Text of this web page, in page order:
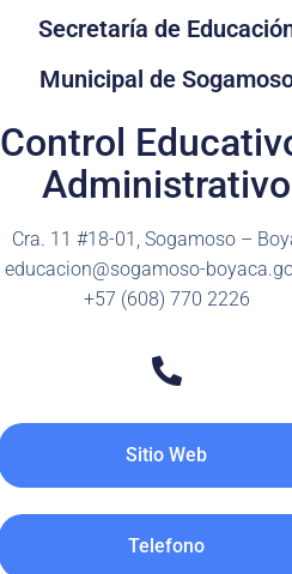
Secretaría de
Municipal de
Control
Administrativo
Cra. 11 #18-01, Sogamoso –
educacion@sogamoso-
+57 (608) 770 2226
Sitio Web
Telefono